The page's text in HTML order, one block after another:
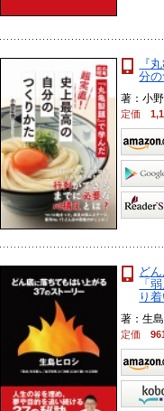
『
分
著：小
定価
ど
「
り
著：生
定価